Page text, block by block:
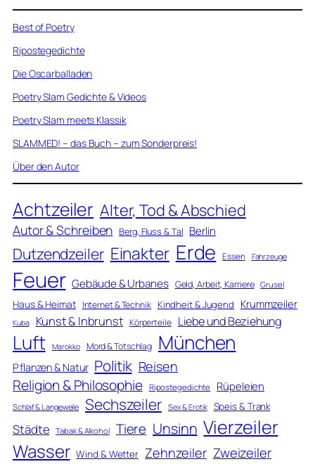
Best of Poetry
Ripostegedichte
Die Oscarballaden
Poetry Slam Gedichte & Videos
Poetry Slam meets Klassik
SLAMMED! – das Buch – zum Sonderpreis!
Über den Autor
Achtzeiler Alter, Tod & Abschied
Autor & Schreiben Berg, Fluss & Tal Berlin
Dutzendzeiler Einakter Erde Essen Fahrzeuge
Feuer Gebäude & Urbanes Geld, Arbeit, Karriere Grusel
Haus & Heimat Internet & Technik Kindheit & Jugend Krummzeiler
Kuba Kunst & Inbrunst Körperteile Liebe und Beziehung
Luft Marokko Mord & Totschlag München
Pflanzen & Natur Politik Reisen
Religion & Philosophie Ripostegedichte Rüpeleien
Schlaf & Langeweile Sechszeiler Sex & Erotik Speis & Trank
Städte Tabak & Alkohol Tiere Unsinn Vierzeiler
Wasser Wind & Wetter Zehnzeiler Zweizeiler